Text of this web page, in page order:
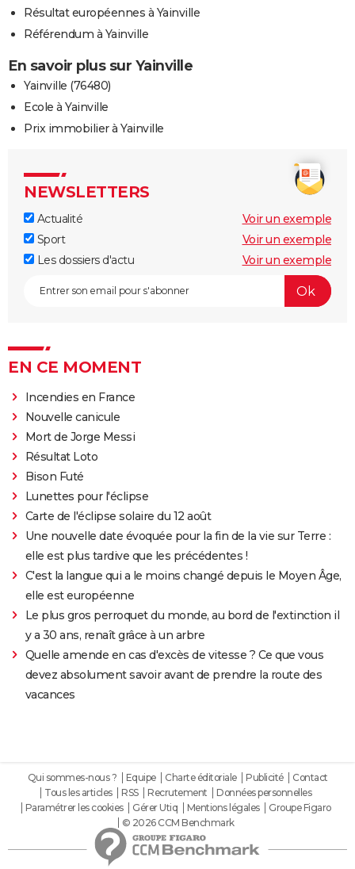
Résultat européennes à Yainville
Référendum à Yainville
En savoir plus sur Yainville
Yainville (76480)
Ecole à Yainville
Prix immobilier à Yainville
NEWSLETTERS
Actualité
Voir un exemple
Sport
Voir un exemple
Les dossiers d'actu
Voir un exemple
EN CE MOMENT
Incendies en France
Nouvelle canicule
Mort de Jorge Messi
Résultat Loto
Bison Futé
Lunettes pour l'éclipse
Carte de l'éclipse solaire du 12 août
Une nouvelle date évoquée pour la fin de la vie sur Terre :
elle est plus tardive que les précédentes !
C'est la langue qui a le moins changé depuis le Moyen Âge,
elle est européenne
Le plus gros perroquet du monde, au bord de l'extinction il
y a 30 ans, renaît grâce à un arbre
Quelle amende en cas d'excès de vitesse ? Ce que vous
devez absolument savoir avant de prendre la route des
vacances
Qui sommes-nous ? Equipe Charte éditoriale Publicité
Contact
Tous les articles
RSS Recrutement
Données personnelles
Paramétrer les cookies
Gérer Utiq Mentions légales
Groupe Figaro
© 2026 CCM Benchmark